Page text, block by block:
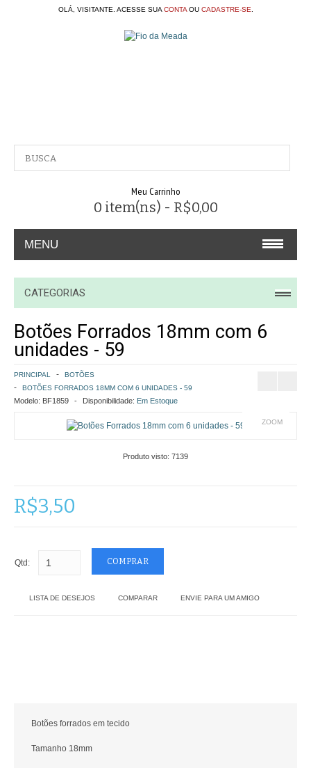
OLÁ, VISITANTE. ACESSE SUA CONTAOU CADASTRE-SE
Meu Carrinho
0 item(ns) - R$0,00
MENU
A EMPRESA
CONTATO
COMO COMPRAR
POLÍTICA DE FRETE GRÁTIS
SIMULAR FRETE
FINALIZAR COMPRA
CATEGORIAS
Botões Forrados 18mm com 6
unidades - 59
PRINCIPAL
BOTÕES
BOTÕES FORRADOS 18MM COM 6 UNIDADES - 59
Modelo: BF1859 Disponibilidade: Em Estoque
ZOOM
Produto visto: 7139
R$3,50
Qtd:
LISTA DE DESEJOS COMPARAR ENVIE PARA UM AMIGO
Botões forrados em tecido
Tamanho 18mm